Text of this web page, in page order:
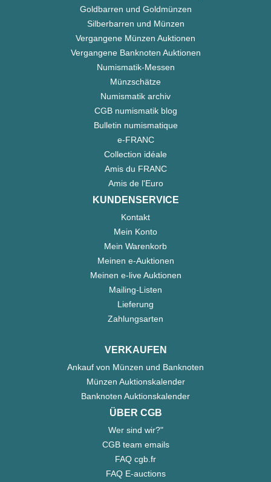
Goldbarren und Goldmünzen
Silberbarren und Münzen
Vergangene Münzen Auktionen
Vergangene Banknoten Auktionen
Numismatik-Messen
Münzschätze
Numismatik archiv
CGB numismatik blog
Bulletin numismatique
e-FRANC
Collection idéale
Amis du FRANC
Amis de l'Euro
KUNDENSERVICE
Kontakt
Mein Konto
Mein Warenkorb
Meinen e-Auktionen
Meinen e-live Auktionen
Mailing-Listen
Lieferung
Zahlungsarten
VERKAUFEN
Ankauf von Münzen und Banknoten
Münzen Auktionskalender
Banknoten Auktionskalender
ÜBER CGB
Wer sind wir?"
CGB team emails
FAQ cgb.fr
FAQ E-auctions